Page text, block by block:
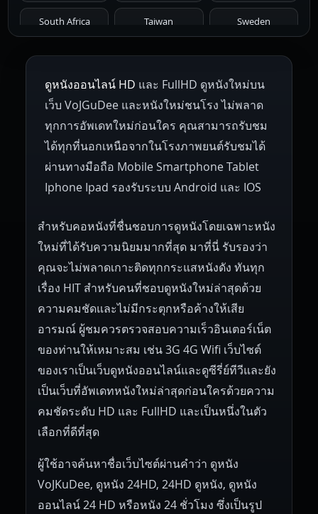
1959 1955
1945 1942 1941 1940 1939
1938 1937 1930 1928 1916
South Africa Taiwan Sweden
Netherlands Russia Poland
Hungary Denmark Bulgaria
Czech Republic Brazil Turkey
ดูหนังออนไลน์ HD และ FullHD ดูหนังใหม่บน
เว็บ VoJGuDee และหนังใหม่ชนโรง ไม่พลาด
ทุกการอัพเดทใหม่ก่อนใคร คุณสามารถรับชม
ได้ทุกที่นอกเหนือจากในโรงภาพยนต์รับชมได้
ผ่านทางมือถือ Mobile Smartphone Tablet
Iphone Ipad รองรับระบบ Android และ IOS
สำหรับคอหนังที่ชื่นชอบการดูหนังโดยเฉพาะหนัง
ใหม่ที่ได้รับความนิยมมากที่สุด มาที่นี่ รับรองว่า
คุณจะไม่พลาดเกาะติดทุกกระแสหนังดัง ทันทุก
เรื่อง HIT สำหรับคนที่ชอบดูหนังใหม่ล่าสุดด้วย
ความคมชัดและไม่มีกระตุกหรือค้างให้เสีย
อารมณ์ ผู้ชมควรตรวจสอบความเร็วอินเตอร์เน็ต
ของท่านให้เหมาะสม เช่น 3G 4G Wifi เว็บไซต์
ของเราเป็นเว็บดูหนังออนไลน์และดูซีรี่ย์ทีวีและยัง
เป็นเว็บที่อัพเดทหนังใหม่ล่าสุดก่อนใครด้วยความ
คมชัดระดับ HD และ FullHD และเป็นหนึ่งในตัว
เลือกที่ดีที่สุด
ผู้ใช้อาจค้นหาชื่อเว็บไซต์ผ่านคำว่า ดูหนัง
VoJKuDee, ดูหนัง 24HD, 24HD ดูหนัง, ดูหนัง
ออนไลน์ 24 HD หรือหนัง 24 ชั่วโมง ซึ่งเป็นรูป